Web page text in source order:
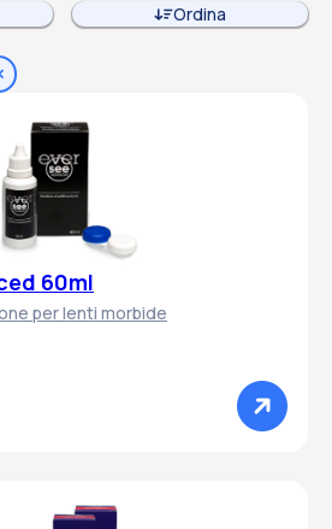
Ordina
60ml
per lenti morbide